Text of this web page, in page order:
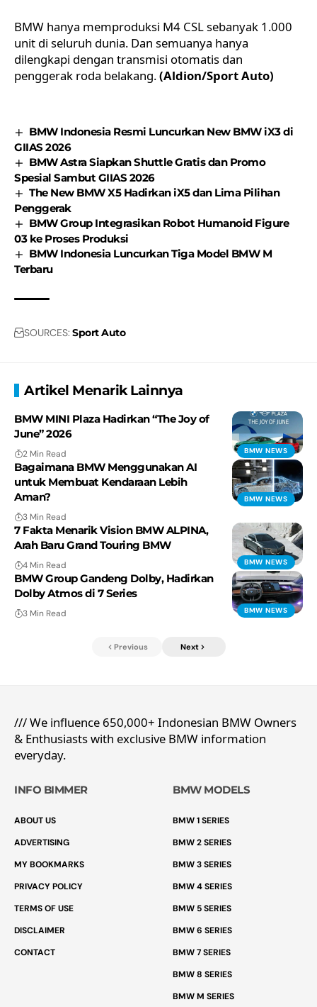
BMW hanya memproduksi M4 CSL sebanyak 1.000
unit di seluruh dunia. Dan semuanya hanya
dilengkapi dengan transmisi otomatis dan
penggerak roda belakang.(Aldion/Sport Auto)
BMW Indonesia Resmi Luncurkan New BMW iX3 di
GIIAS 2026
BMW Astra Siapkan Shuttle Gratis dan Promo
Spesial Sambut GIIAS 2026
The New BMW X5 Hadirkan iX5 dan Lima Pilihan
Penggerak
BMW Group Integrasikan Robot Humanoid Figure
03 ke Proses Produksi
BMW Indonesia Luncurkan Tiga Model BMW M
Terbaru
SOURCES: Sport Auto
Artikel Menarik Lainnya
BMW NEWS
BMW MINI Plaza Hadirkan “The Joy of
June” 2026
2 Min Read
BMW NEWS
Bagaimana BMW Menggunakan AI
untuk Membuat Kendaraan Lebih
Aman?
3 Min Read
BMW NEWS
7 Fakta Menarik Vision BMW ALPINA,
Arah Baru Grand Touring BMW
4 Min Read
BMW NEWS
BMW Group Gandeng Dolby, Hadirkan
Dolby Atmos di 7 Series
3 Min Read
Previous Next
/// We influence 650,000+ Indonesian BMW Owners
& Enthusiasts with exclusive BMW information
everyday.
INFO BIMMER
ABOUT US
ADVERTISING
MY BOOKMARKS
PRIVACY POLICY
TERMS OF USE
DISCLAIMER
CONTACT
BMW MODELS
BMW 1 SERIES
BMW 2 SERIES
BMW 3 SERIES
BMW 4 SERIES
BMW 5 SERIES
BMW 6 SERIES
BMW 7 SERIES
BMW 8 SERIES
BMW M SERIES